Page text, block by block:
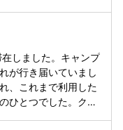
く組めそうです。 初
とに決めました。
ービスに感謝です！
しました。キャンプ
が行き届いていまし
、これまで利用した
ひとつでした。クロ